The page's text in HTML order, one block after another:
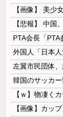
【ｗ】物凄く
【画像】カッ